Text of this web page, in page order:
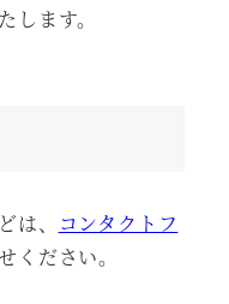
します。
は、
コンタクトフ
ください。